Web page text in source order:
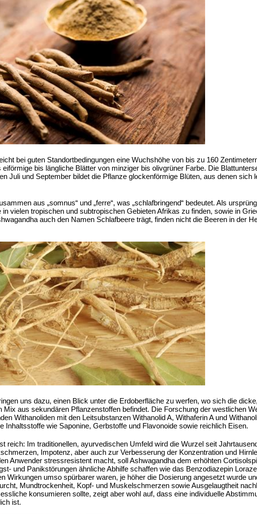
bei guten Standortbedingungen eine Wuchshöhe von bis zu 160
bis längliche Blätter von minziger bis olivgrüner Farbe. Die
Juli und September bildet die Pflanze glockenförmige Blüten, aus denen sich
aus „somnus“ und „ferre“, was „schlafbringend“ bedeutet. Als
vielen tropischen und subtropischen Gebieten Afrikas zu finden, sowie in
auch den Namen Schlafbeere trägt, finden nicht die Beeren in der
uns dazu, einen Blick unter die Erdoberfläche zu werfen, wo sich die
aus sekundären Pflanzenstoffen befindet. Die Forschung der westlichen
Withanoliden mit den Leitsubstanzen Withanolid A, Withaferin A und
Inhaltsstoffe wie Saponine, Gerbstoffe und Flavonoide sowie reichlich Eisen.
reich: Im traditionellen, ayurvedischen Umfeld wird die Wurzel seit
Impotenz, aber auch zur Verbesserung der Konzentration und
Anwender stressresistent macht, soll Ashwagandha dem erhöhten
und Panikstörungen ähnliche Abhilfe schaffen wie das Benzodiazepin
Wirkungen umso spürbarer waren, je höher die Dosierung angesetzt wurde
Mundtrockenheit, Kopf- und Muskelschmerzen sowie Ausgelaugtheit
konsumieren sollte, zeigt aber wohl auf, dass eine individuelle
ist.